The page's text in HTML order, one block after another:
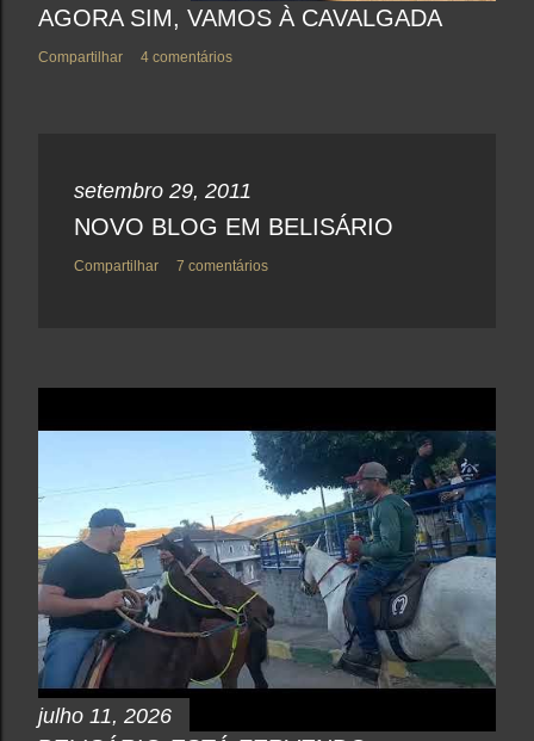
AGORA SIM, VAMOS À CAVALGADA
Compartilhar 4 comentários
setembro 29, 2011
NOVO BLOG EM BELISÁRIO
Compartilhar 7 comentários
julho 11, 2026